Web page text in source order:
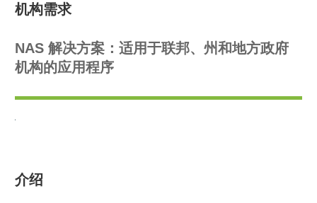
机构需求
NAS 解决方案：适用于联邦、州和地方政府
机构的应用程序
介绍